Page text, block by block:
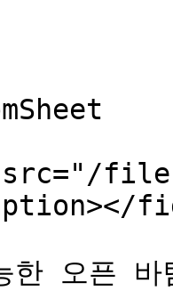
한 오픈